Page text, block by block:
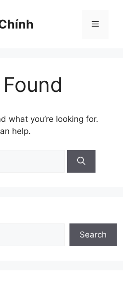
Menu
what you’re looking for.
help.
Search